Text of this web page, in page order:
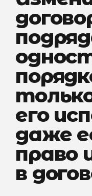
его
даже
право
в